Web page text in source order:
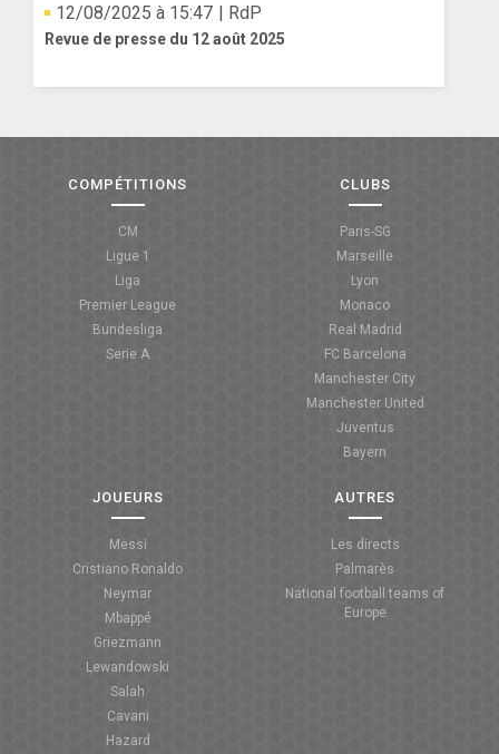
12/08/2025 à 15:47 | RdP
Revue de presse du 12 août 2025
COMPÉTITIONS
CM
Ligue 1
Liga
Premier League
Bundesliga
Serie A
CLUBS
Paris-SG
Marseille
Lyon
Monaco
Real Madrid
FC Barcelona
Manchester City
Manchester United
Juventus
Bayern
JOUEURS
Messi
Cristiano Ronaldo
Neymar
Mbappé
Griezmann
Lewandowski
Salah
Cavani
Hazard
AUTRES
Les directs
Palmarès
National football teams of
Europe